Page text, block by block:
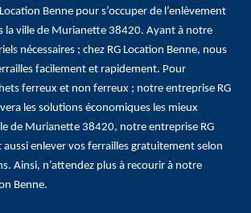
Benne pour s’occuper de l’enlèvement
la ville de Murianette 38420. Ayant à notre
nécessaires ; chez RG Location Benne, nous
facilement et rapidement. Pour
ferreux et non ferreux ; notre entreprise RG
les solutions économiques les mieux
de Murianette 38420, notre entreprise RG
aussi enlever vos ferrailles gratuitement selon
Ainsi, n’attendez plus à recourir à notre
Benne.